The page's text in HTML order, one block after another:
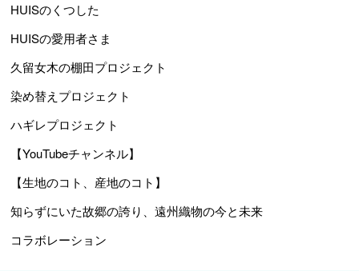
HUISのくつした
HUISの愛用者さま
久留女木の棚田プロジェクト
染め替えプロジェクト
ハギレプロジェクト
【YouTubeチャンネル】
【生地のコト、産地のコト】
知らずにいた故郷の誇り、遠州織物の今と未来
コラボレーション